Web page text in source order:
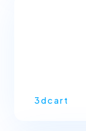
3dcart